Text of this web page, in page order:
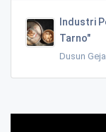
Industri
Tarno"
Dusun